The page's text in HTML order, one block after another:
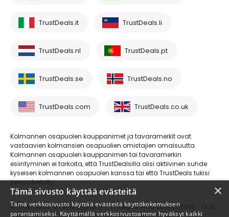
TrustDeals.it TrustDeals.li
TrustDeals.nl TrustDeals.pt
TrustDeals.se TrustDeals.no
TrustDeals.com TrustDeals.co.uk
Kolmannen osapuolen kauppanimet ja tavaramerkit ovat
vastaavien kolmansien osapuolien omistajien omaisuutta.
Kolmannen osapuolen kauppanimen tai tavaramerkin
esiintyminen ei tarkoita, että TrustDealsilla olisi aktiivinen suhde
kyseisen kolmannen osapuolen kanssa tai että TrustDeals tukisi
sen palveluita.
© Trustdeals on AMS Digital B.V.:n rekisteröimä kauppanimi - Oud
×
Tämä sivusto käyttää evästeitä
Tämä verkkosivusto käyttää evästeitä käyttökokemuksen
parantamiseksi. Käyttämällä verkkosivustoamme hyväksyt kaikki